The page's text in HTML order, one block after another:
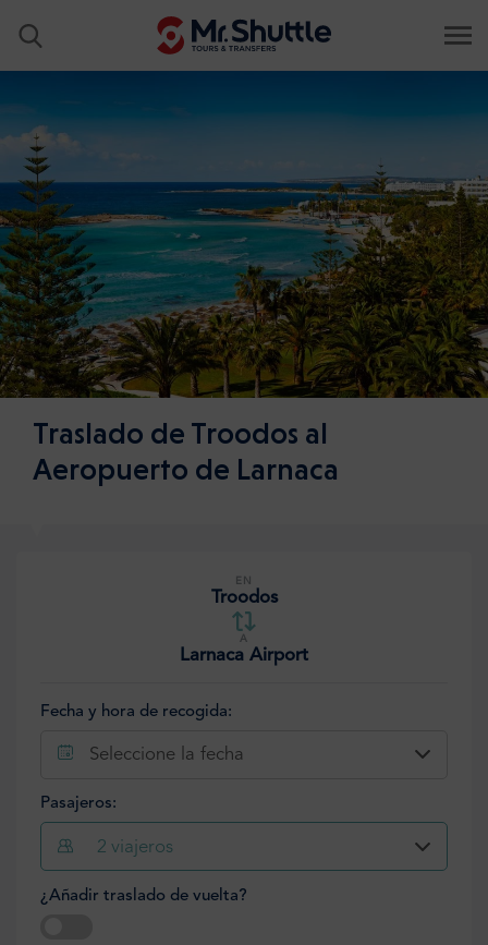
Traslado de Troodos al
Aeropuerto de Larnaca
EN
Troodos
A
Larnaca Airport
Fecha y hora de recogida:
Seleccione la fecha
Pasajeros:
2 viajeros
¿Añadir traslado de vuelta?